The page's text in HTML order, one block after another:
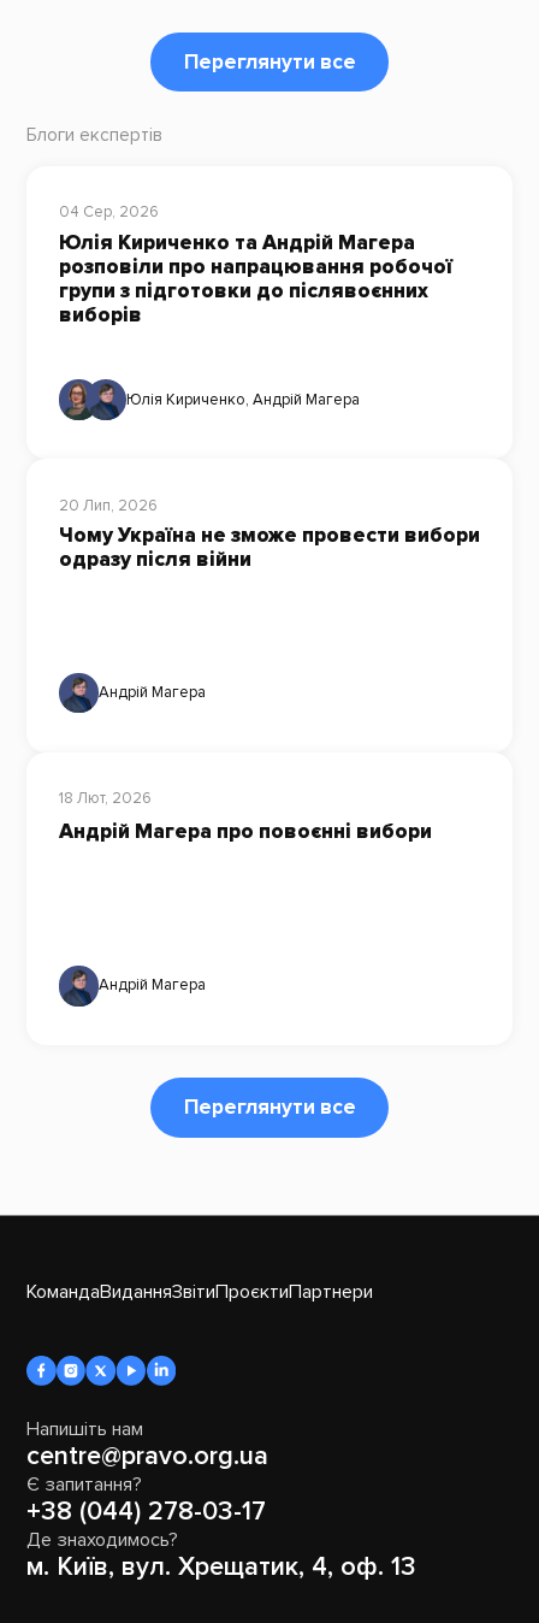
Переглянути все
Блоги експертів
04 Сер, 2026
Юлія Кириченко та Андрій Магера
розповіли про напрацювання робочої
групи з підготовки до післявоєнних
виборів
Юлія Кириченко, Андрій Магера
20 Лип, 2026
Чому Україна не зможе провести вибори
одразу після війни
Андрій Магера
18 Лют, 2026
Андрій Магера про повоєнні вибори
Андрій Магера
Переглянути все
КомандаВиданняЗвітиПроєктиПартнери
Напишіть нам
centre@pravo.org.ua
Є запитання?
+38 (044) 278-03-17
Де знаходимось?
м. Київ, вул. Хрещатик, 4, оф. 13